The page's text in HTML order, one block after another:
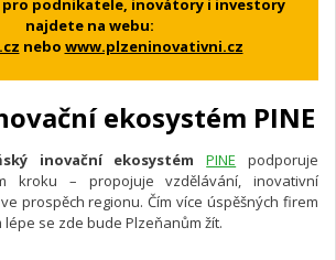
pro podnikatele, inovátory i investory
najdete na webu:
nebo www.plzeninovativni.cz
ekosystém PINE
inovační ekosystém PINE podporuje
kroku – propojuje vzdělávání, inovativní
prospěch regionu. Čím více úspěšných firem
lépe se zde bude Plzeňanům žít.